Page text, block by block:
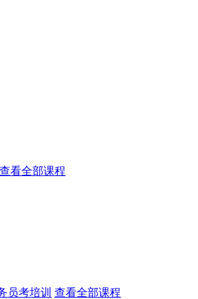
查看全部课程
员考培训 查看全部课程